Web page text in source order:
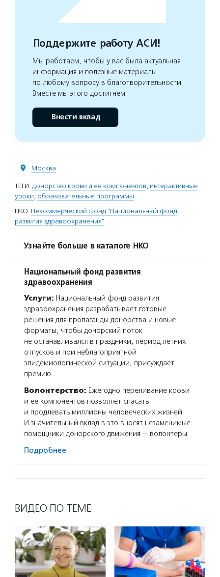
Поддержите работу АСИ!
Мы работаем, чтобы у вас была актуальная
информация и полезные материалы
по любому вопросу в благотворительности.
Вместе мы этого достигнем
Внести вклад
Москва
ТЕГИ: донорство крови и ее компонентов, интерактивные
уроки, образовательные программы
НКО: Некоммерческий фонд "Национальный фонд
развития здравоохранения"
Узнайте больше в каталоге НКО
Национальный фонд развития
здравоохранения
Услуги: Национальный фонд развития
здравоохранения разрабатывает готовые
решения для пропаганды донорства и новые
форматы, чтобы донорский поток
не останавливался в праздники, период летних
отпусков и при неблагоприятной
эпидемиологической ситуации, присуждает
премию…
Волонтерство: Ежегодно переливание крови
и ее компонентов позволяет спасать
и продлевать миллионы человеческих жизней.
И значительный вклад в это вносят незаменимые
помощники донорского движения — волонтеры.
Подробнее
ВИДЕО ПО ТЕМЕ